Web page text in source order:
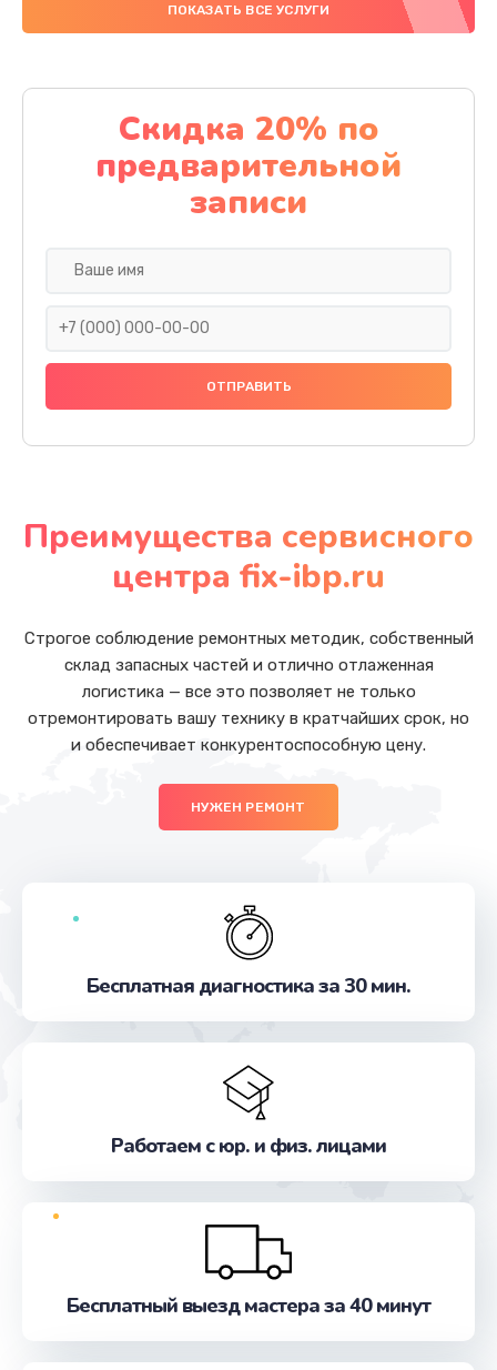
ПОКАЗАТЬ ВСЕ УСЛУГИ
Скидка 20% по
предварительной
записи
Преимущества сервисного
центра fix-ibp.ru
Строгое соблюдение ремонтных методик, собственный
склад запасных частей и отлично отлаженная
логистика — все это позволяет не только
отремонтировать вашу технику в кратчайших срок, но
и обеспечивает конкурентоспособную цену.
НУЖЕН РЕМОНТ
Бесплатная диагностика за 30 мин.
Работаем с юр. и физ. лицами
Бесплатный выезд мастера за 40 минут